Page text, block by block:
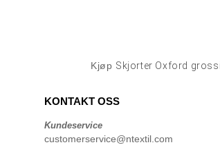
Kjøp Skjorter Oxford
KONTAKT OSS
Kundeservice
customerservice@ntextil.com